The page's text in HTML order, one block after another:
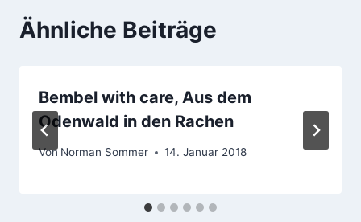
Ähnliche Beiträge
Bembel with care, Aus dem
Odenwald in den Rachen
Von Norman Sommer 14. Januar 2018